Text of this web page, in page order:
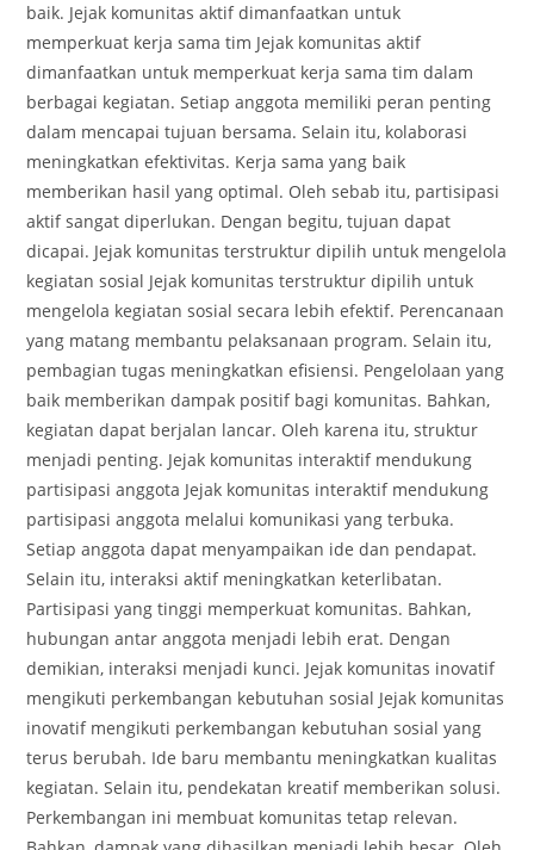
baik. Jejak komunitas aktif dimanfaatkan untuk
memperkuat kerja sama tim Jejak komunitas aktif
dimanfaatkan untuk memperkuat kerja sama tim dalam
berbagai kegiatan. Setiap anggota memiliki peran penting
dalam mencapai tujuan bersama. Selain itu, kolaborasi
meningkatkan efektivitas. Kerja sama yang baik
memberikan hasil yang optimal. Oleh sebab itu, partisipasi
aktif sangat diperlukan. Dengan begitu, tujuan dapat
dicapai. Jejak komunitas terstruktur dipilih untuk mengelola
kegiatan sosial Jejak komunitas terstruktur dipilih untuk
mengelola kegiatan sosial secara lebih efektif. Perencanaan
yang matang membantu pelaksanaan program. Selain itu,
pembagian tugas meningkatkan efisiensi. Pengelolaan yang
baik memberikan dampak positif bagi komunitas. Bahkan,
kegiatan dapat berjalan lancar. Oleh karena itu, struktur
menjadi penting. Jejak komunitas interaktif mendukung
partisipasi anggota Jejak komunitas interaktif mendukung
partisipasi anggota melalui komunikasi yang terbuka.
Setiap anggota dapat menyampaikan ide dan pendapat.
Selain itu, interaksi aktif meningkatkan keterlibatan.
Partisipasi yang tinggi memperkuat komunitas. Bahkan,
hubungan antar anggota menjadi lebih erat. Dengan
demikian, interaksi menjadi kunci. Jejak komunitas inovatif
mengikuti perkembangan kebutuhan sosial Jejak komunitas
inovatif mengikuti perkembangan kebutuhan sosial yang
terus berubah. Ide baru membantu meningkatkan kualitas
kegiatan. Selain itu, pendekatan kreatif memberikan solusi.
Perkembangan ini membuat komunitas tetap relevan.